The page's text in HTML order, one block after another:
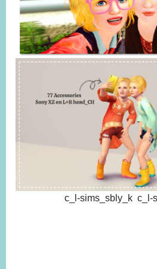
c_l-sims_sbly_k c_l-